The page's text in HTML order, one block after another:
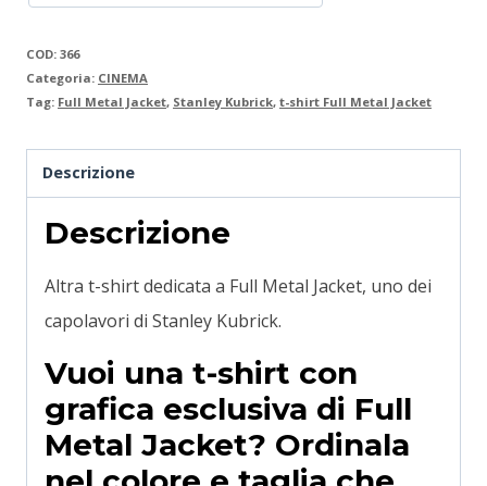
COD: 366
Categoria: CINEMA
Tag: Full Metal Jacket, Stanley Kubrick, t-shirt Full Metal Jacket
Descrizione
Descrizione
Altra t-shirt dedicata a Full Metal Jacket, uno dei
capolavori di Stanley Kubrick.
Vuoi una t-shirt con
grafica esclusiva di Full
Metal Jacket? Ordinala